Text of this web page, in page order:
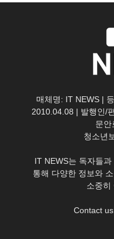
매체명: IT NEWS |
2010.04.08 | 발행인/
문안
청소년
IT NEWS는 독자들
통해 다양한 정보와
소중히
Contact